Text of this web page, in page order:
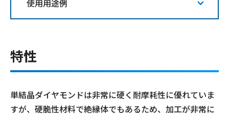
使用用途例
特性
単結晶ダイヤモンドは非常に硬く耐摩耗性に優れていま
すが、硬脆性材料で絶縁体でもあるため、加工が非常に